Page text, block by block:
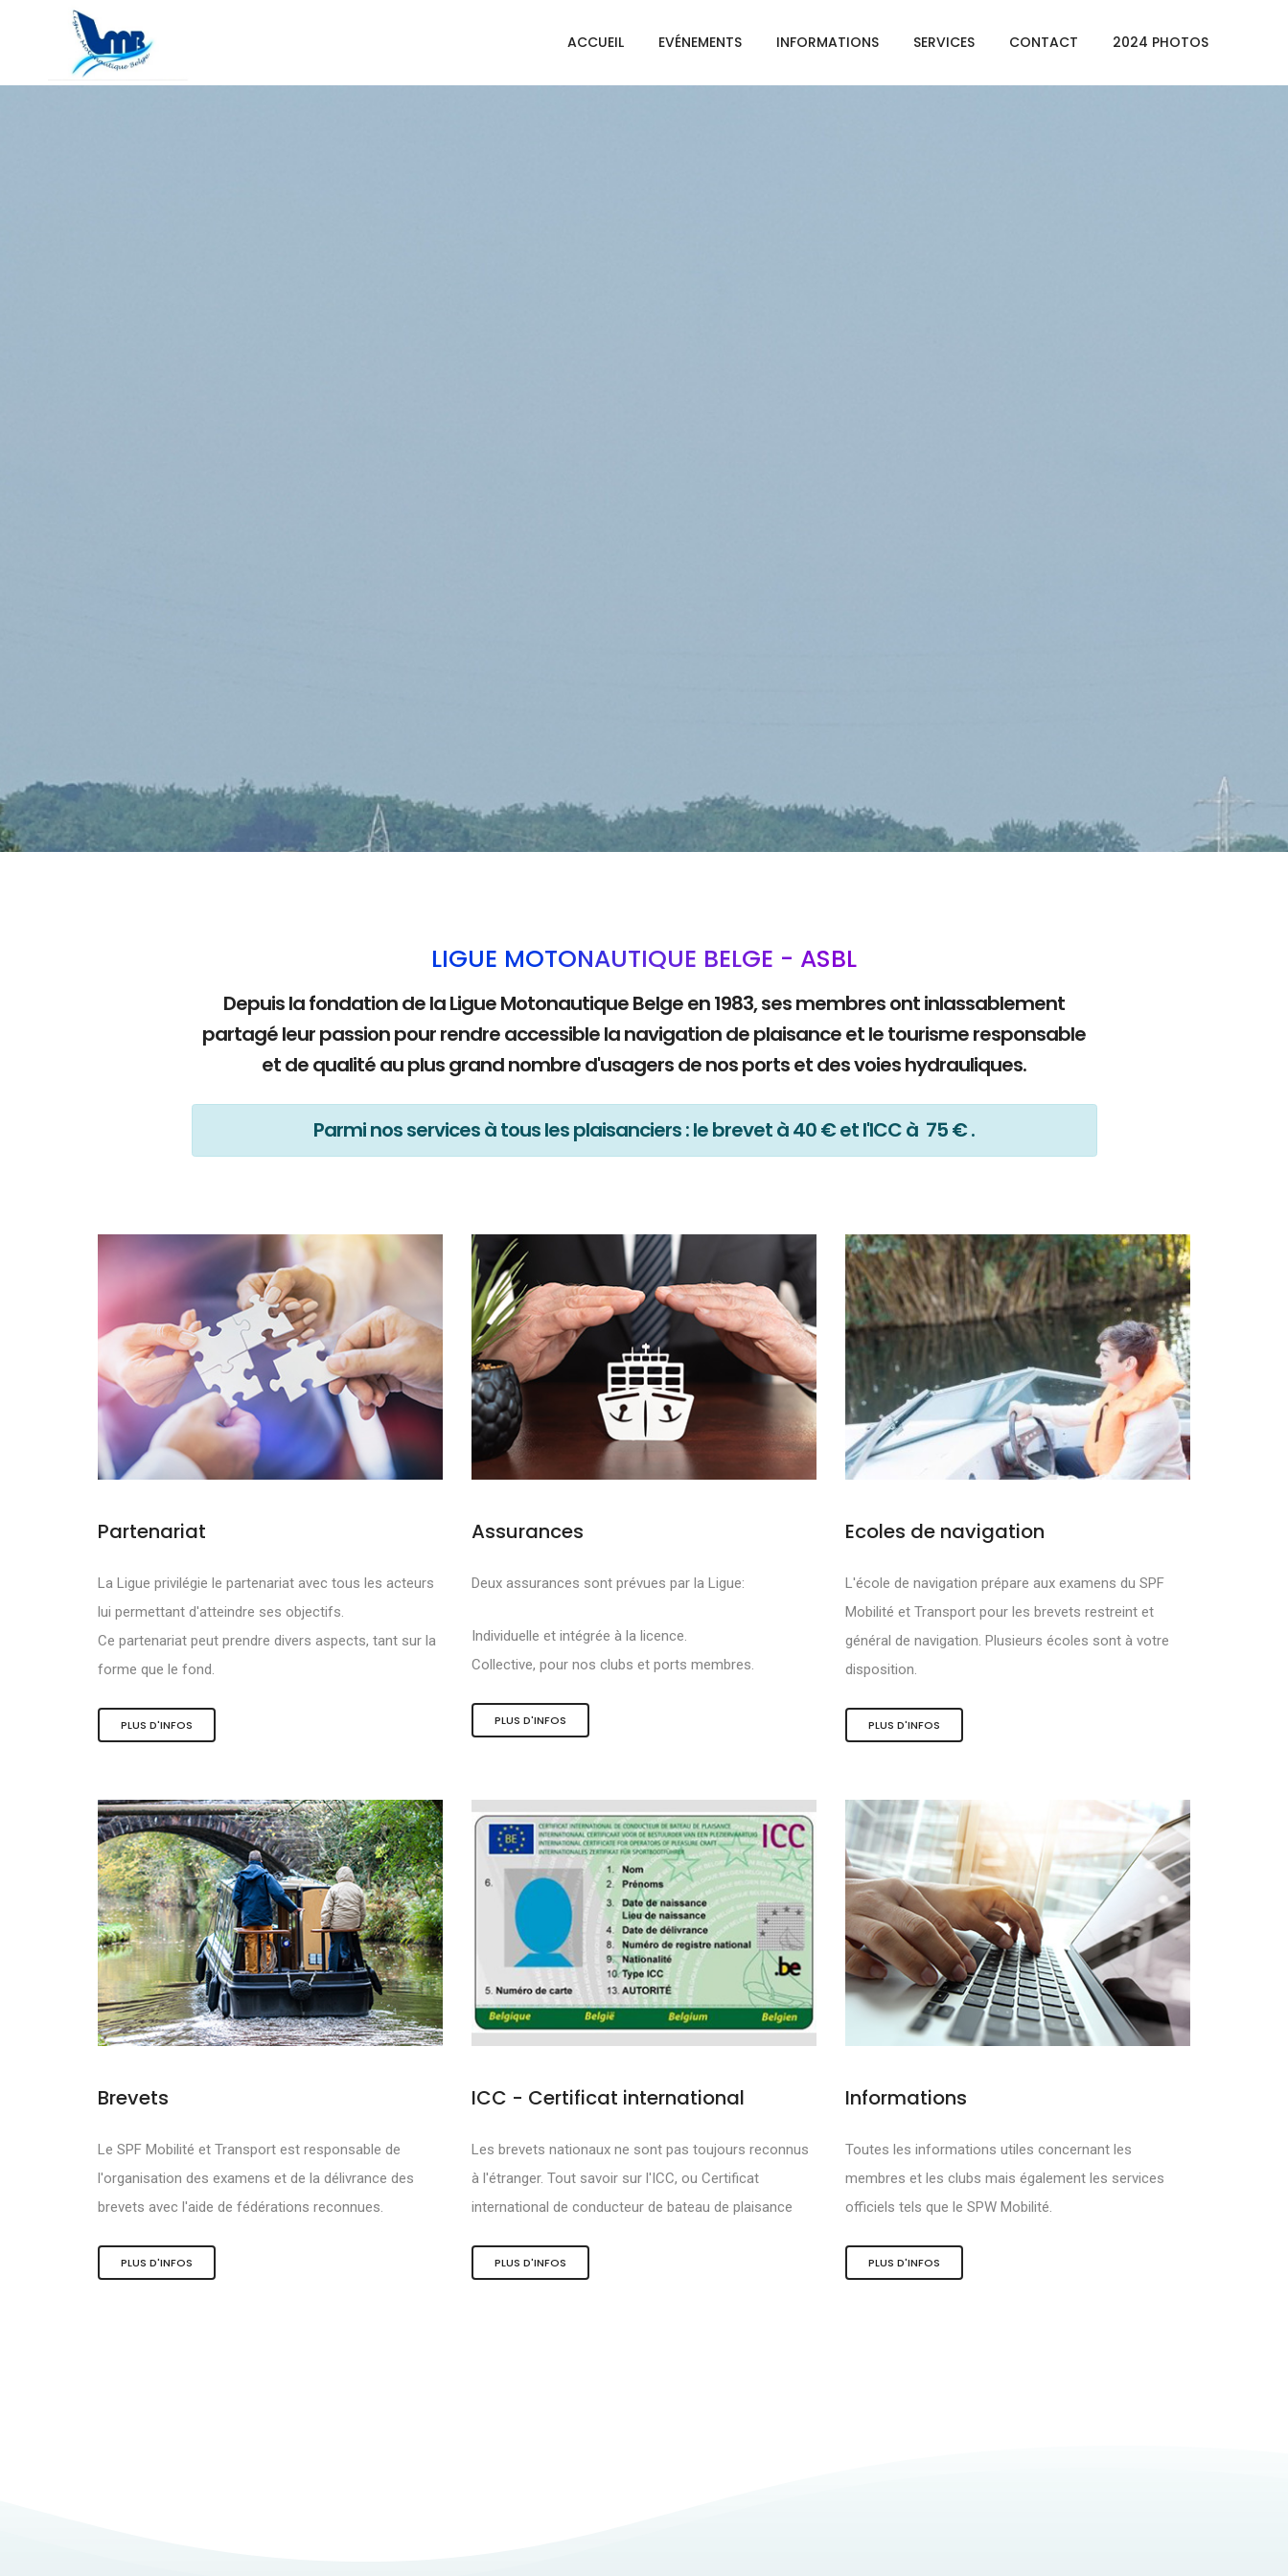
ACCUEIL EVÉNEMENTS INFORMATIONS SERVICES CONTACT 2024 PHOTOS
NOS OBJECTIFS SONT DE PROMOUVOIR ET
DE DEVELOPPER :
Les activités et sports nautiques
Le tourisme de qualité
La mobilité douce
LIGUE MOTONAUTIQUE BELGE - ASBL
Depuis la fondation de la Ligue Motonautique Belge en 1983, ses membres ont inlassablement
partagé leur passion pour rendre accessible la navigation de plaisance et le tourisme responsable
et de qualité au plus grand nombre d'usagers de nos ports et des voies hydrauliques.
Parmi nos services à tous les plaisanciers : le brevet à 40 € et l'ICC à 75 € .
Partenariat
La Ligue privilégie le partenariat avec tous les acteurs
lui permettant d'atteindre ses objectifs.
Ce partenariat peut prendre divers aspects, tant sur la
forme que le fond.
PLUS D'INFOS
Assurances
Deux assurances sont prévues par la Ligue:
Individuelle et intégrée à la licence.
Collective, pour nos clubs et ports membres.
PLUS D'INFOS
Ecoles de navigation
L'école de navigation prépare aux examens du SPF
Mobilité et Transport pour les brevets restreint et
général de navigation. Plusieurs écoles sont à votre
disposition.
PLUS D'INFOS
Brevets
Le SPF Mobilité et Transport est responsable de
l'organisation des examens et de la délivrance des
brevets avec l'aide de fédérations reconnues.
PLUS D'INFOS
ICC - Certificat international
Les brevets nationaux ne sont pas toujours reconnus
à l'étranger. Tout savoir sur l'ICC, ou Certificat
international de conducteur de bateau de plaisance
PLUS D'INFOS
Informations
Toutes les informations utiles concernant les
membres et les clubs mais également les services
officiels tels que le SPW Mobilité.
PLUS D'INFOS